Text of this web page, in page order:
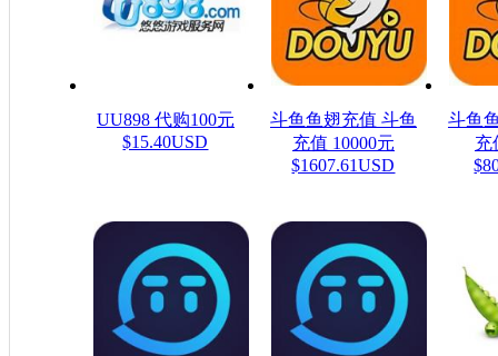
UU898 代购100元
$15.40USD
斗鱼鱼翅充值 斗鱼
充值 10000元
$1607.61USD
斗鱼
充